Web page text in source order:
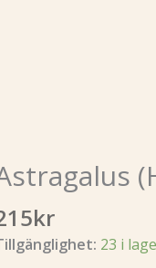
kr
23 i
Astragalus